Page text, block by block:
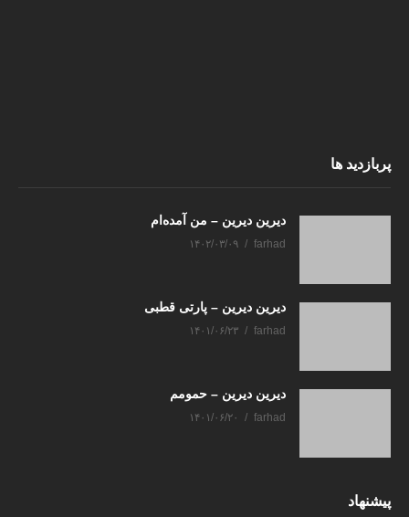
پربازدید ها
دیرین دیرین – من آمده‌ام
farhad ۱۴۰۲/۰۳/۰۹
دیرین دیرین – پارتی قطبی
farhad ۱۴۰۱/۰۶/۲۳
دیرین دیرین – حمومم
farhad ۱۴۰۱/۰۶/۲۰
پیشنهاد